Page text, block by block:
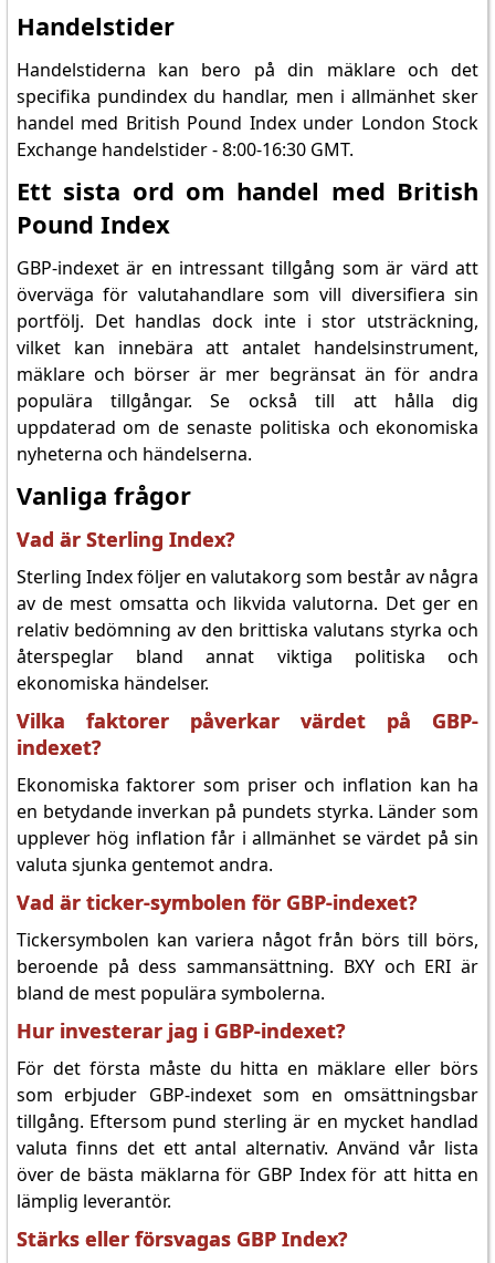
Handelstider
Handelstiderna kan bero på din mäklare och det
specifika pundindex du handlar, men i allmänhet sker
handel med British Pound Index under London Stock
Exchange handelstider - 8:00-16:30 GMT.
Ett sista ord om handel med British
Pound Index
GBP-indexet är en intressant tillgång som är värd att
överväga för valutahandlare som vill diversifiera sin
portfölj. Det handlas dock inte i stor utsträckning,
vilket kan innebära att antalet handelsinstrument,
mäklare och börser är mer begränsat än för andra
populära tillgångar. Se också till att hålla dig
uppdaterad om de senaste politiska och ekonomiska
nyheterna och händelserna.
Vanliga frågor
Vad är Sterling Index?
Sterling Index följer en valutakorg som består av några
av de mest omsatta och likvida valutorna. Det ger en
relativ bedömning av den brittiska valutans styrka och
återspeglar bland annat viktiga politiska och
ekonomiska händelser.
Vilka faktorer påverkar värdet på GBP-
indexet?
Ekonomiska faktorer som priser och inflation kan ha
en betydande inverkan på pundets styrka. Länder som
upplever hög inflation får i allmänhet se värdet på sin
valuta sjunka gentemot andra.
Vad är ticker-symbolen för GBP-indexet?
Tickersymbolen kan variera något från börs till börs,
beroende på dess sammansättning. BXY och ERI är
bland de mest populära symbolerna.
Hur investerar jag i GBP-indexet?
För det första måste du hitta en mäklare eller börs
som erbjuder GBP-indexet som en omsättningsbar
tillgång. Eftersom pund sterling är en mycket handlad
valuta finns det ett antal alternativ. Använd vår lista
över de bästa mäklarna för GBP Index för att hitta en
lämplig leverantör.
Stärks eller försvagas GBP Index?